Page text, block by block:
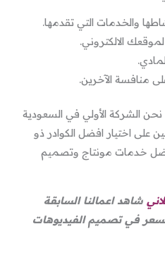
والخدمات التي تقدمها.
الالكتروني.
منافسة الآخرين.
الشركة الأولي في السعودية
على اختيار افضل الكوادر ذو
خدمات مونتاج وتصميم
شاهد اعمالنا السابقة
في تصميم الفيديوهات